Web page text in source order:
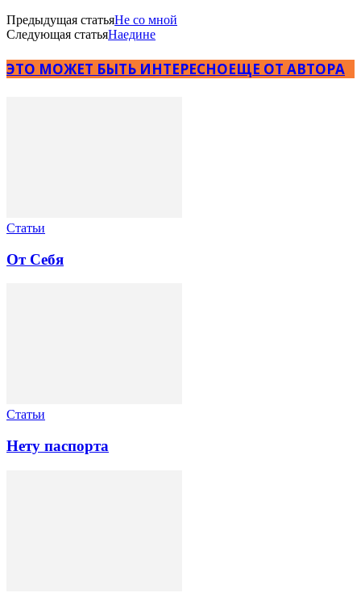
Предыдущая статьяНе со мной
Следующая статьяНаедине
ЭТО МОЖЕТ БЫТЬ ИНТЕРЕСНОЕЩЕ ОТ АВТОРА
Статьи
От Себя
Статьи
Нету паспорта